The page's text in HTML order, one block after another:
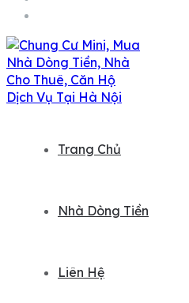
Trang Chủ
Nhà Dòng Tiền
Liên Hệ